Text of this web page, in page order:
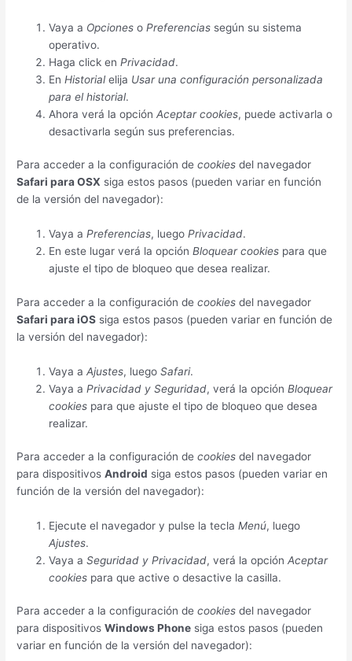
Vaya a Opciones oPreferencias según su sistema
operativo.
Haga click enPrivacidad.
EnHistorialelija Usar una configuración personalizada
para el historial.
Ahora verá la opciónAceptar cookies, puede activarla o
desactivarla según sus preferencias.
Para acceder a la configuración decookies del navegador
Safari para OSX siga estos pasos (pueden variar en función
de la versión del navegador):
Vaya aPreferencias, luegoPrivacidad.
En este lugar verá la opciónBloquear cookies para que
ajuste el tipo de bloqueo que desea realizar.
Para acceder a la configuración decookies del navegador
Safari para iOS siga estos pasos (pueden variar en función de
la versión del navegador):
Vaya aAjustes, luegoSafari.
Vaya aPrivacidad y Seguridad, verá la opciónBloquear
cookies para que ajuste el tipo de bloqueo que desea
realizar.
Para acceder a la configuración decookies del navegador
para dispositivosAndroid siga estos pasos (pueden variar en
función de la versión del navegador):
Ejecute el navegador y pulse la teclaMenú, luego
Ajustes.
Vaya aSeguridad y Privacidad, verá la opciónAceptar
cookies para que active o desactive la casilla.
Para acceder a la configuración decookies del navegador
para dispositivosWindows Phone siga estos pasos (pueden
variar en función de la versión del navegador):